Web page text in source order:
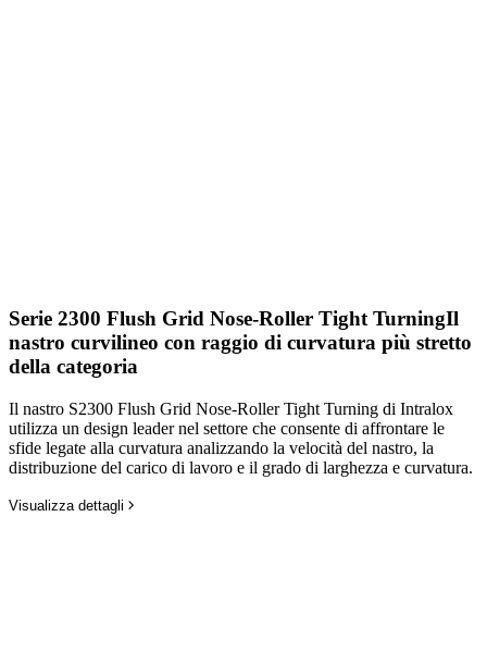
Serie 2300 Flush Grid Nose-Roller Tight TurningIl
nastro curvilineo con raggio di curvatura più stretto
della categoria
Il nastro S2300 Flush Grid Nose-Roller Tight Turning di Intralox
utilizza un design leader nel settore che consente di affrontare le
sfide legate alla curvatura analizzando la velocità del nastro, la
distribuzione del carico di lavoro e il grado di larghezza e curvatura.
Visualizza dettagli